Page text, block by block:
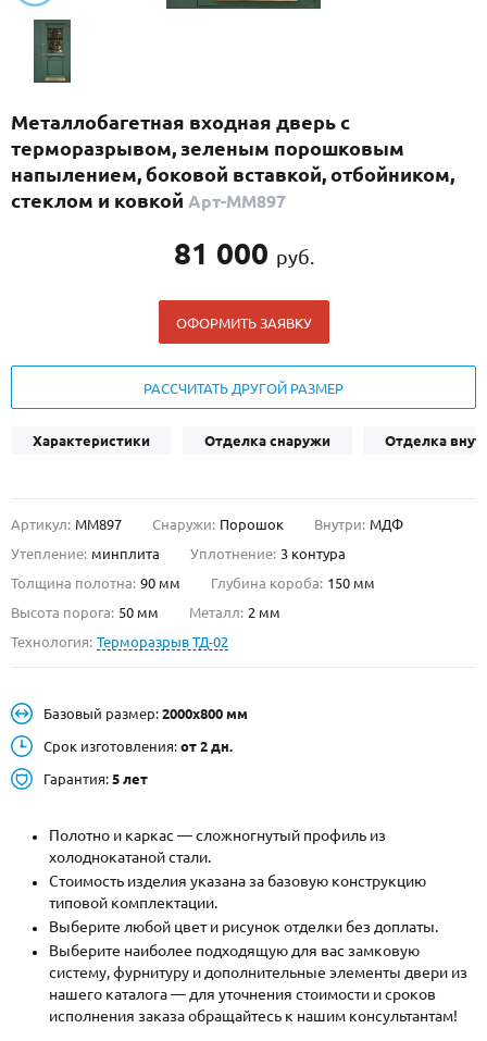
С реечным дизайном (29)
ПО НАЗНАЧЕНИЮ
Популярные двери
ДОСТАВКА
О НАС
Металлические двери от производителя с доставкой и установкой в
НАЙТИ:
ЗАПРОСИТЬ РАСЧЕТ
Каталог Как купить
Записаться на замер
Металлобагетная входная дверь с
терморазрывом, зеленым порошковым
напылением, боковой вставкой, отбойником,
стеклом и ковкой Арт-ММ897
81 000 руб.
ОФОРМИТЬ ЗАЯВКУ
РАССЧИТАТЬ ДРУГОЙ РАЗМЕР
Характеристики Отделка снаружи Отделка
Артикул: ММ897 Снаружи: Порошок Внутри: МДФ
Утепление: минплита Уплотнение: 3 контура
Толщина полотна: 90 мм Глубина короба: 150 мм
Высота порога: 50 мм Металл: 2 мм
Технология: Терморазрыв ТД-02
Базовый размер: 2000х800 мм
Срок изготовления: от 2 дн.
Гарантия: 5 лет
Полотно и каркас — сложногнутый профиль из
холоднокатаной стали.
Стоимость изделия указана за базовую конструкцию
типовой комплектации.
Выберите любой цвет и рисунок отделки без доплаты.
Выберите наиболее подходящую для вас замковую
систему, фурнитуру и дополнительные элементы двери из
нашего каталога — для уточнения стоимости и сроков
исполнения заказа обращайтесь к нашим консультантам!